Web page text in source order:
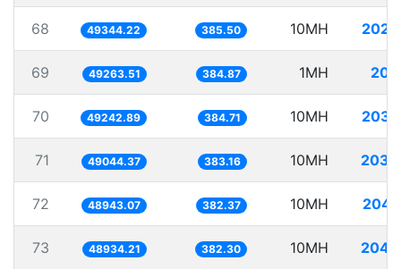
68 49344.22 385.50 10MH
69 49263.51 384.87 1MH
70 49242.89 384.71 10MH
71 49044.37 383.16 10MH
72 48943.07 382.37 10MH
73 48934.21 382.30 10MH